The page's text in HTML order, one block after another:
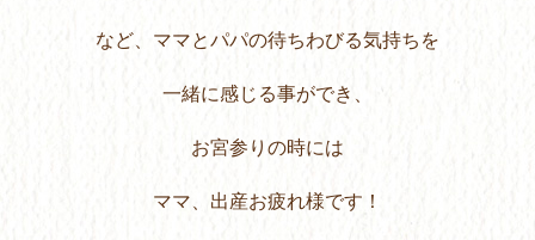
など、ママとパパの待ちわびる気持ちを
一緒に感じる事ができ、
お宮参りの時には
ママ、出産お疲れ様です！